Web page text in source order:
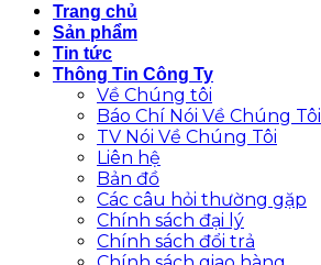
Trang chủ
Sản phẩm
Tin tức
Thông Tin Công Ty
Về Chúng tôi
Báo Chí Nói Về Chúng Tôi
TV Nói Về Chúng Tôi
Liên hệ
Bản đồ
Các câu hỏi thường gặp
Chính sách đại lý
Chính sách đổi trả